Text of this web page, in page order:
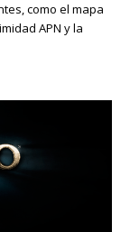
como el mapa
APN y la